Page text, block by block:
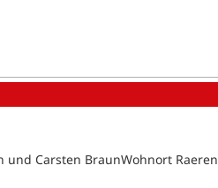
und Carsten BraunWohnort Raeren